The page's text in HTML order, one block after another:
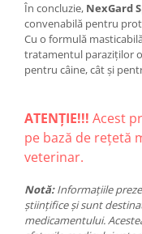
În concluzie, NexGard
convenabilă pentru
Cu o formulă
tratamentul paraziților
pentru câine, cât și
ATENȚIE!!! Acest
pe bază de rețetă
veterinar.
Notă:Informațiile
științifice și sunt
medicamentului.